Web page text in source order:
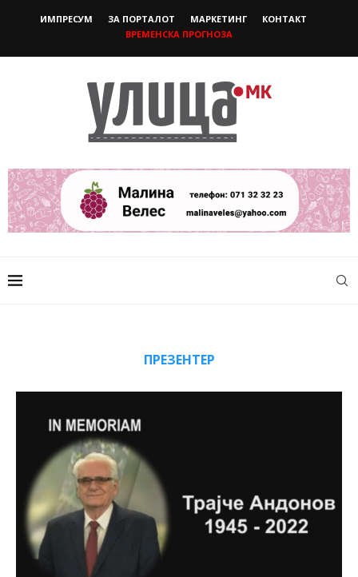
ИМПРЕСУМ ЗА ПОРТАЛОТ МАРКЕТИНГ
КОНТАКТ
ВРЕМЕНСКА ПРОГНОЗА
ПРЕЗЕНТЕР